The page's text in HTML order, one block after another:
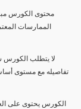
محتوى الكورس
الممارسات
لا يتطلب الكورس
تفاصيله مع مستوى
الكورس يحتوى على